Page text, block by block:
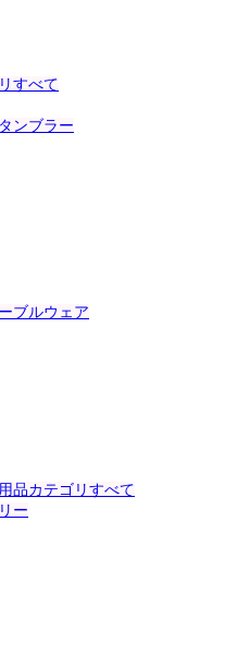
すべて
ンブラー
ブルウェア
品カテゴリすべて
ー